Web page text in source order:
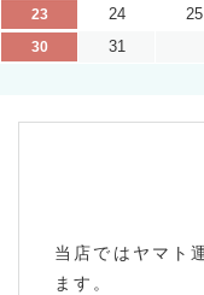
23
24 25
30
31
当店ではヤマト
ます。